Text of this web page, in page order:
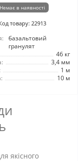
Немає в наявності
товару: 22913
базальтовий
гранулят
46 кг
3,4 мм
1 м
10 м
якісного